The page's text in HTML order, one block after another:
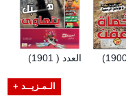
العدد ( 1901)
الـمـزيــد +